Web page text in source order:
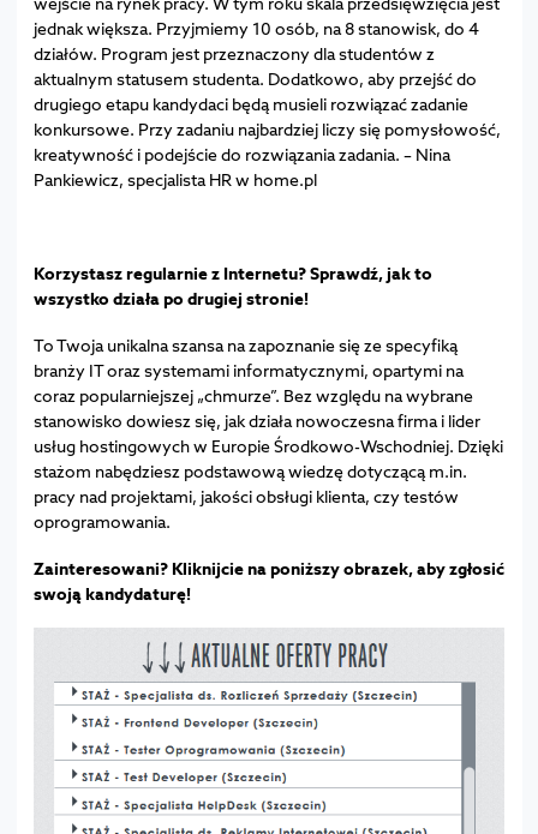
jednak większa. Przyjmiemy 10 osób, na 8 stanowisk, do 4
działów. Program jest przeznaczony dla studentów z
aktualnym statusem studenta. Dodatkowo, aby przejść do
drugiego etapu kandydaci będą musieli rozwiązać zadanie
konkursowe. Przy zadaniu najbardziej liczy się pomysłowość,
kreatywność i podejście do rozwiązania zadania. – Nina
Pankiewicz, specjalista HR w home.pl
Korzystasz regularnie z Internetu? Sprawdź, jak to
wszystko działa po drugiej stronie!
To Twoja unikalna szansa na zapoznanie się ze specyfiką
branży IT oraz systemami informatycznymi, opartymi na
coraz popularniejszej „chmurze”. Bez względu na wybrane
stanowisko dowiesz się, jak działa nowoczesna firma i lider
usług hostingowych w Europie Środkowo-Wschodniej. Dzięki
stażom nabędziesz podstawową wiedzę dotyczącą m.in.
pracy nad projektami, jakości obsługi klienta, czy testów
oprogramowania.
Zainteresowani? Kliknijcie na poniższy obrazek, aby zgłosić
swoją kandydaturę!